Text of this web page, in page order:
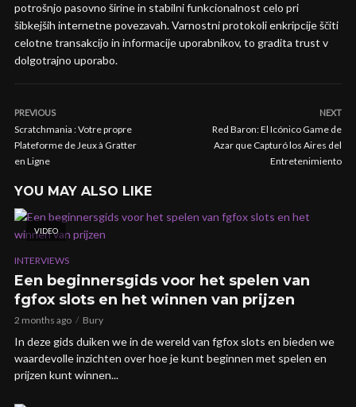
potrošnjo pasovno širine in stabilni funkcionalnost celo pri
šibkejših internetne povezavah. Varnostni protokoli enkripcije ščiti
celotne transakcijo in informacije uporabnikov, to gradita trust v
dolgotrajno uporabo.
PREVIOUS
Scratchmania : Votre propre
Plateforme de Jeux à Gratter
en Ligne
NEXT
Red Baron: El Icónico Game de
Azar que Capturó los Aires del
Entretenimiento
YOU MAY ALSO LIKE
VIDEO
INTERVIEWS
Een beginnersgids voor het spelen van
fgfox slots en het winnen van prijzen
2 months ago Bury
In deze gids duiken we in de wereld van fgfox slots en bieden we
waardevolle inzichten over hoe je kunt beginnen met spelen en
prijzen kunt winnen...